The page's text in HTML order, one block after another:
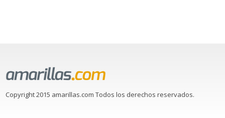
Copyright 2015 amarillas.com Todos los derechos reservados.